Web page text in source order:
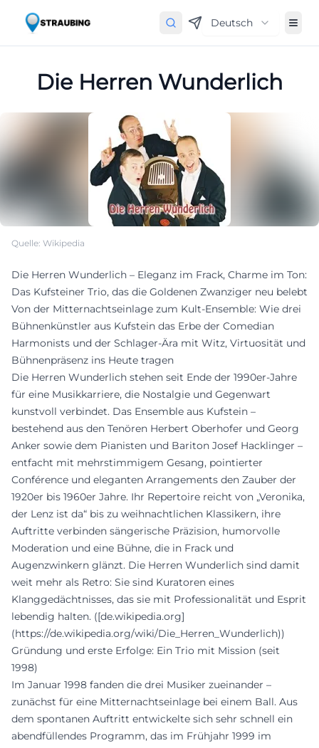
Deutsch
Die Herren Wunderlich
Quelle: Wikipedia
Die Herren Wunderlich – Eleganz im Frack, Charme im Ton:
Das Kufsteiner Trio, das die Goldenen Zwanziger neu belebt
Von der Mitternachtseinlage zum Kult-Ensemble: Wie drei
Bühnenkünstler aus Kufstein das Erbe der Comedian
Harmonists und der Schlager-Ära mit Witz, Virtuosität und
Bühnenpräsenz ins Heute tragen
Die Herren Wunderlich stehen seit Ende der 1990er-Jahre
für eine Musikkarriere, die Nostalgie und Gegenwart
kunstvoll verbindet. Das Ensemble aus Kufstein –
bestehend aus den Tenören Herbert Oberhofer und Georg
Anker sowie dem Pianisten und Bariton Josef Hacklinger –
entfacht mit mehrstimmigem Gesang, pointierter
Conférence und eleganten Arrangements den Zauber der
1920er bis 1960er Jahre. Ihr Repertoire reicht von „Veronika,
der Lenz ist da“ bis zu weihnachtlichen Klassikern, ihre
Auftritte verbinden sängerische Präzision, humorvolle
Moderation und eine Bühne, die in Frack und
Augenzwinkern glänzt. Die Herren Wunderlich sind damit
weit mehr als Retro: Sie sind Kuratoren eines
Klanggedächtnisses, das sie mit Professionalität und Esprit
lebendig halten. ([de.wikipedia.org]
(https://de.wikipedia.org/wiki/Die_Herren_Wunderlich))
Gründung und erste Erfolge: Ein Trio mit Mission (seit
1998)
Im Januar 1998 fanden die drei Musiker zueinander –
zunächst für eine Mitternachtseinlage bei einem Ball. Aus
dem spontanen Auftritt entwickelte sich sehr schnell ein
abendfüllendes Programm, das im Frühjahr 1999 im